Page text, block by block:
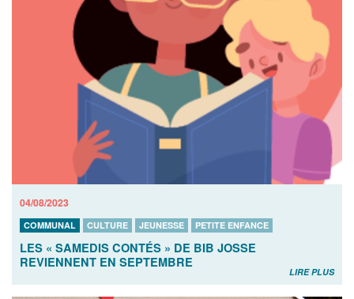
04/08/2023
COMMUNAL CULTURE JEUNESSE PETITE ENFANCE
LES « SAMEDIS CONTÉS » DE BIB JOSSE
REVIENNENT EN SEPTEMBRE
LIRE PLUS